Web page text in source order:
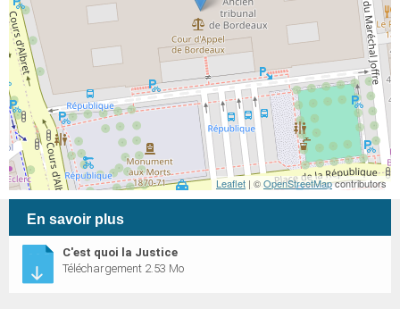
Leaflet | ©OpenStreetMapcontributors
En savoir plus
C'est quoi la Justice
Téléchargement 2.53 Mo